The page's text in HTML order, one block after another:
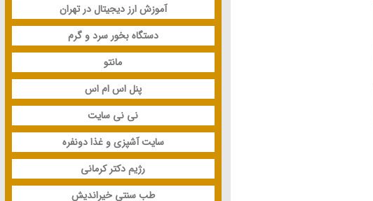
آموزش ارز دیجیتال در تهران
دستگاه بخور سرد و گرم
مانتو
پنل اس ام اس
نی نی سایت
سایت آشپزی و غذا دونفره
رژیم دکتر کرمانی
طب سنتی خیراندیش